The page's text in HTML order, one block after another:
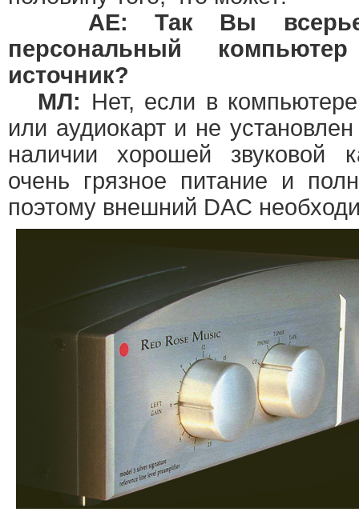
АЕ: Так Вы
персональный
источник?
МЛ: Нет, если в
или аудиокарт и не
наличии хорошей звуковой
очень грязное питание и
поэтому внешний DAC